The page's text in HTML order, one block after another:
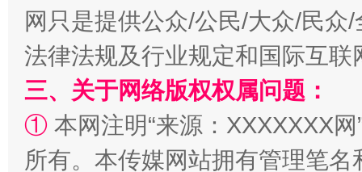
网只是提供公众/公民/大众/民
法律法规及行业规定和国际互
三、关于网络版权权属问题：
① 本网注明“来源：XXXXXXX
所有。本传媒网站拥有管理笔